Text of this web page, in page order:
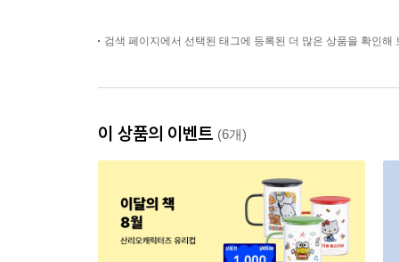
검색 페이지에서 선택된 태그에 등록된 더 많은 상품을 확인해
이 상품의 이벤트 (6개)